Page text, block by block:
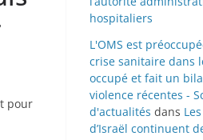
pour
hospitaliers
L'OMS est
crise sanitaire dans
occupé et fait un
violence récentes -
d'actualités dans
d’Israël continuent